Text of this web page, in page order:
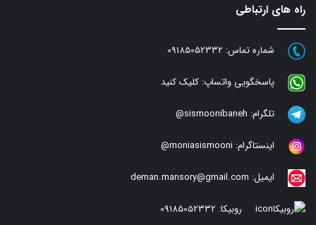
راه های ارتباطی
شماره تماس: 09185052332
پاسخگویی واتساپ: کلیک کنید
تلگرام: sismoonibaneh@
اینستاگرام: moniasismooni@
ایمیل: deman.mansory@gmail.com
روبیکا: 09185052332